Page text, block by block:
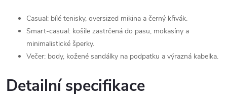
Casual: bílé tenisky, oversized mikina a černý křivák.
Smart-casual: košile zastrčená do pasu, mokasíny a
minimalistické šperky.
Večer: body, kožené sandálky na podpatku a výrazná kabelka.
Detailní specifikace